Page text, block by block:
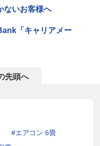
ないお客様へ
「キャリアメー
先頭へ
エアコン 6畳